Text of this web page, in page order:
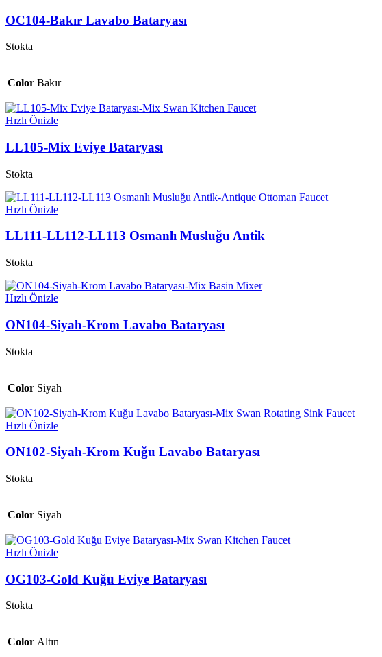
OC104-Bakır Lavabo Bataryası
Stokta
Color Bakır
Hızlı Önizle
LL105-Mix Eviye Bataryası
Stokta
Hızlı Önizle
LL111-LL112-LL113 Osmanlı Musluğu Antik
Stokta
Hızlı Önizle
ON104-Siyah-Krom Lavabo Bataryası
Stokta
Color Siyah
Hızlı Önizle
ON102-Siyah-Krom Kuğu Lavabo Bataryası
Stokta
Color Siyah
Hızlı Önizle
OG103-Gold Kuğu Eviye Bataryası
Stokta
Color Altın